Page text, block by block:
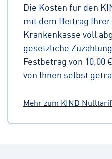
Die Kosten für den
mit dem Beitrag
Krankenkasse voll
gesetzliche
Festbetrag von 10,00
von Ihnen selbst
Mehr zum KIND Nulltarif